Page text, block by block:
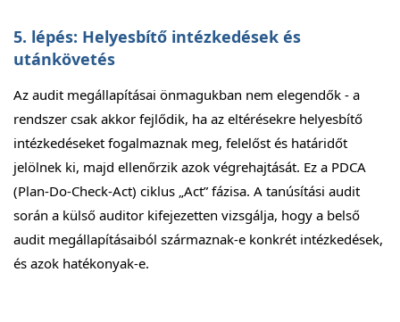
5. lépés: Helyesbítő intézkedések és
utánkövetés
Az audit megállapításai önmagukban nem elegendők - a
rendszer csak akkor fejlődik, ha az eltérésekre helyesbítő
intézkedéseket fogalmaznak meg, felelőst és határidőt
jelölnek ki, majd ellenőrzik azok végrehajtását. Ez a PDCA
(Plan-Do-Check-Act) ciklus „Act” fázisa. A tanúsítási audit
során a külső auditor kifejezetten vizsgálja, hogy a belső
audit megállapításaiból származnak-e konkrét intézkedések,
és azok hatékonyak-e.